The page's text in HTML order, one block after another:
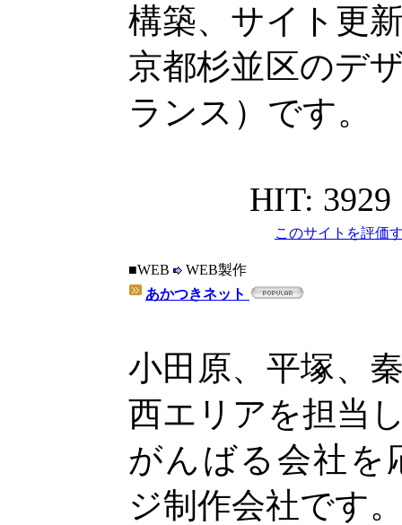
構築、サイト更
京都杉並区のデ
ランス）です。
HIT: 3929
このサイトを評価
■WEB
WEB製作
あかつきネット
小田原、平塚、
西エリアを担当
がんばる会社を
ジ制作会社です